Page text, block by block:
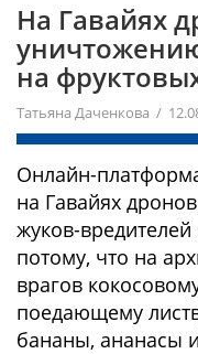
На Гавайях
на
Татьяна Даченкова /
Онлайн-
на Гавайях
жуков-
потому, что на
врагов
поедающему
бананы, ананасы